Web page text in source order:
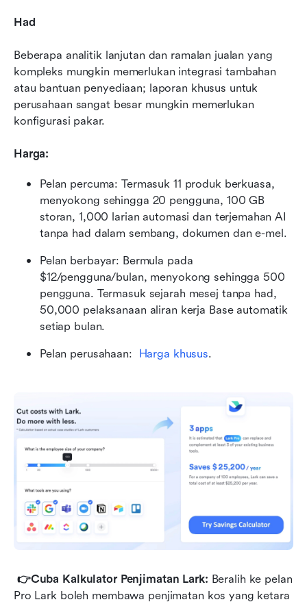
Had
Beberapa analitik lanjutan dan ramalan jualan yang
kompleks mungkin memerlukan integrasi tambahan
atau bantuan penyediaan; laporan khusus untuk
perusahaan sangat besar mungkin memerlukan
konfigurasi pakar.
Harga:
Pelan percuma: Termasuk 11 produk berkuasa,
menyokong sehingga 20 pengguna, 100 GB
storan, 1,000 larian automasi dan terjemahan AI
tanpa had dalam sembang, dokumen dan e-mel.
Pelan berbayar: Bermula pada
$12/pengguna/bulan, menyokong sehingga 500
pengguna. Termasuk sejarah mesej tanpa had,
50,000 pelaksanaan aliran kerja Base automatik
setiap bulan.
Pelan perusahaan: Harga khusus.
👉Cuba Kalkulator Penjimatan Lark: Beralih ke pelan
Pro Lark boleh membawa penjimatan kos yang ketara